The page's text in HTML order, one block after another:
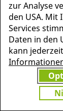
MEHR
ZU
zur Analyse
den USA.
Services
Daten in den
kann